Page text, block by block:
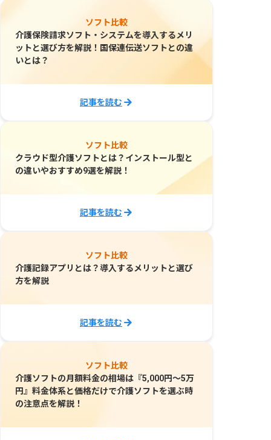
ソフト比較
介護保険請求ソフト・システムを導入するメリ
ットと選び方を解説！国保連伝送ソフトとの違
いとは？
記事を読む
ソフト比較
クラウド型介護ソフトとは？インストール型と
の違いやおすすめ9選を解説！
記事を読む
ソフト比較
介護記録アプリとは？導入するメリットと選び
方を解説
記事を読む
ソフト比較
介護ソフトの月額料金の相場は『5,000円～5万
円』料金体系と価格だけで介護ソフトを選ぶ時
の注意点を解説！